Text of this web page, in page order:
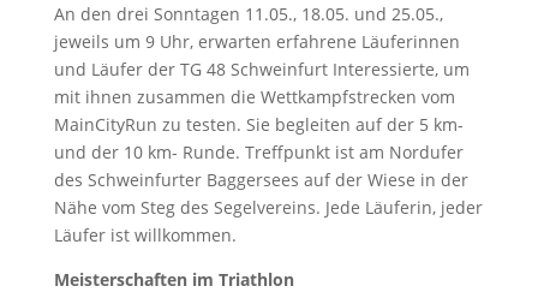
An den drei Sonntagen 11.05., 18.05. und 25.05.,
jeweils um 9 Uhr, erwarten erfahrene Läuferinnen
und Läufer der TG 48 Schweinfurt Interessierte, um
mit ihnen zusammen die Wettkampfstrecken vom
MainCityRun zu testen. Sie begleiten auf der 5 km-
und der 10 km- Runde. Treffpunkt ist am Nordufer
des Schweinfurter Baggersees auf der Wiese in der
Nähe vom Steg des Segelvereins. Jede Läuferin, jeder
Läufer ist willkommen.
Meisterschaften im Triathlon